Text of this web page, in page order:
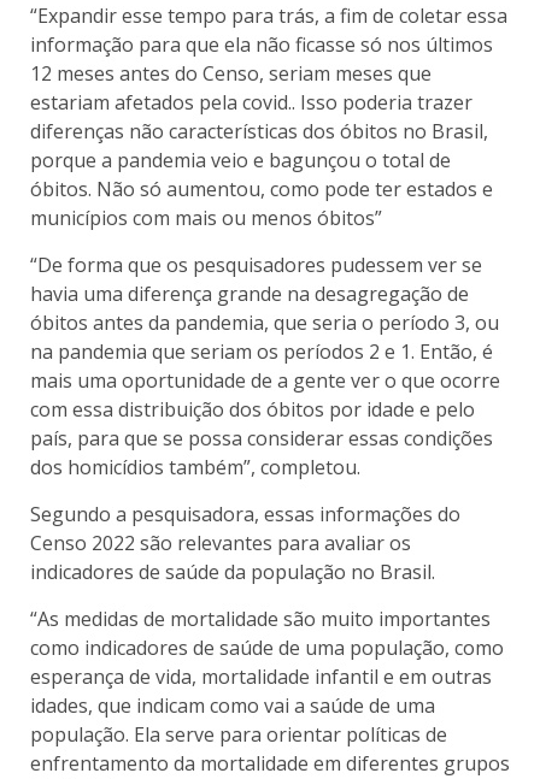
“Expandir esse tempo para trás, a fim de coletar essa
informação para que ela não ficasse só nos últimos
12 meses antes do Censo, seriam meses que
estariam afetados pela covid.. Isso poderia trazer
diferenças não características dos óbitos no Brasil,
porque a pandemia veio e bagunçou o total de
óbitos. Não só aumentou, como pode ter estados e
municípios com mais ou menos óbitos”
“De forma que os pesquisadores pudessem ver se
havia uma diferença grande na desagregação de
óbitos antes da pandemia, que seria o período 3, ou
na pandemia que seriam os períodos 2 e 1. Então, é
mais uma oportunidade de a gente ver o que ocorre
com essa distribuição dos óbitos por idade e pelo
país, para que se possa considerar essas condições
dos homicídios também”, completou.
Segundo a pesquisadora, essas informações do
Censo 2022 são relevantes para avaliar os
indicadores de saúde da população no Brasil.
“As medidas de mortalidade são muito importantes
como indicadores de saúde de uma população, como
esperança de vida, mortalidade infantil e em outras
idades, que indicam como vai a saúde de uma
população. Ela serve para orientar políticas de
enfrentamento da mortalidade em diferentes grupos